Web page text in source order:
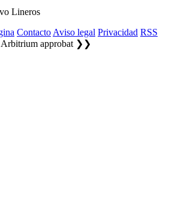
Lineros
Contacto Aviso legal Privacidad RSS
approbat ❯❯